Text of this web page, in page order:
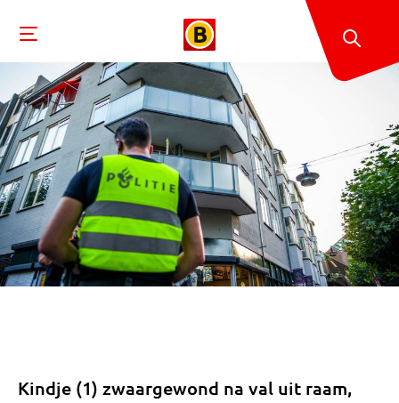
Kindje (1) zwaargewond na val uit raam,